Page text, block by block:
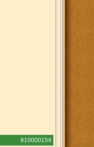
#10000154